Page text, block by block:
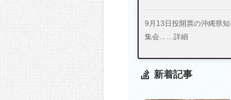
9月13日投開票の沖縄県
集会... …詳細
新着記事